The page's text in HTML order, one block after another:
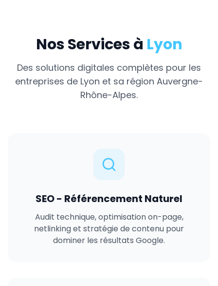
Nos Services à Lyon
Des solutions digitales complètes pour les
entreprises de Lyon et sa région Auvergne-
Rhône-Alpes.
SEO - Référencement Naturel
Audit technique, optimisation on-page,
netlinking et stratégie de contenu pour
dominer les résultats Google.